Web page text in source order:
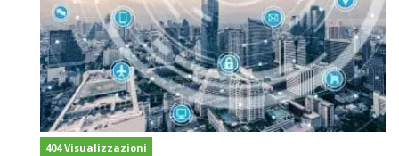
404 Visualizzazioni